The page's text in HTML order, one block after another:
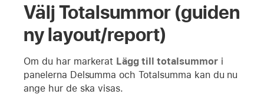
Välj Totalsummor (guiden
ny layout/report)
Om du har markerat Lägg till totalsummori
panelerna Delsumma och Totalsumma kan du nu
ange hur de ska visas.